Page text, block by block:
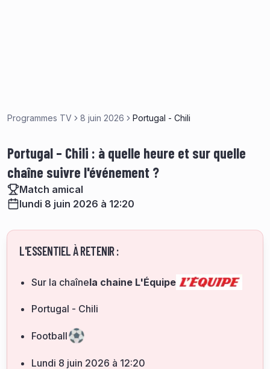
Programmes TV 8 juin 2026 Portugal - Chili
Portugal – Chili : à quelle heure et sur quelle
chaîne suivre l'événement ?
Match amical
lundi 8 juin 2026 à 12:20
L'ESSENTIEL À RETENIR :
Sur la chaînela chaine L'Équipe
Portugal - Chili
Football
lundi 8 juin 2026 à 12:20